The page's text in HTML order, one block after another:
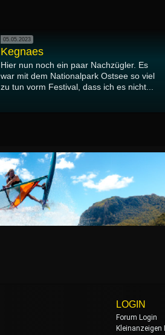
05.05.2023
Kegnaes
Hier nun noch ein paar Nachzügler. Es
war mit dem Nationalpark Ostsee so viel
zu tun vorm Festival, dass ich es nicht...
LOGIN
Forum Login
Kleinanzeigen